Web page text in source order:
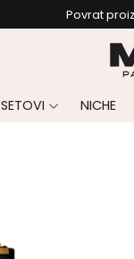
Povrat
SETOVI NICHE